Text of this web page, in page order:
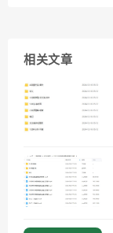
相关文章